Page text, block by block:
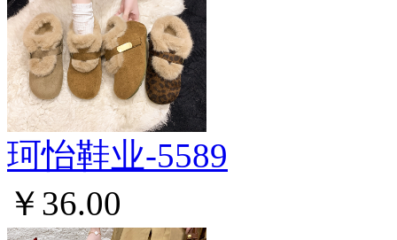
珂怡鞋业-5589
￥36.00